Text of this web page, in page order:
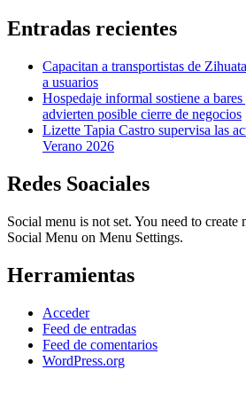
Entradas recientes
Capacitan a transportistas de
a usuarios
Hospedaje informal sostiene a
advierten posible cierre de negocios
Lizette Tapia Castro supervisa las
Verano 2026
Redes Soaciales
Social menu is not set. You need to create
Social Menu on Menu Settings.
Herramientas
Acceder
Feed de entradas
Feed de comentarios
WordPress.org